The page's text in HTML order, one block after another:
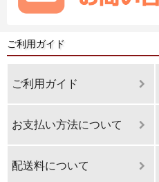
ご利用ガイド
ご利用ガイド
お支払い方法について
配送料について